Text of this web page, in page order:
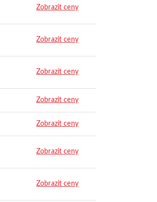
Zobrazit ceny
Zobrazit ceny
Zobrazit ceny
Zobrazit ceny
Zobrazit ceny
Zobrazit ceny
Zobrazit ceny